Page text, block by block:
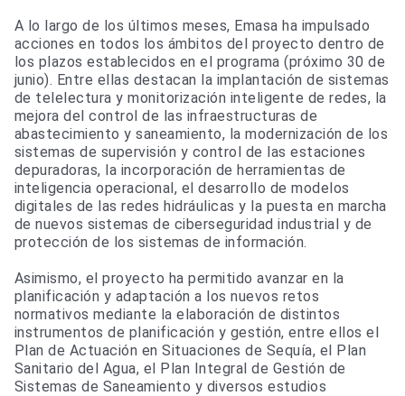
A lo largo de los últimos meses, Emasa ha impulsado
acciones en todos los ámbitos del proyecto dentro de
los plazos establecidos en el programa (próximo 30 de
junio). Entre ellas destacan la implantación de sistemas
de telelectura y monitorización inteligente de redes, la
mejora del control de las infraestructuras de
abastecimiento y saneamiento, la modernización de los
sistemas de supervisión y control de las estaciones
depuradoras, la incorporación de herramientas de
inteligencia operacional, el desarrollo de modelos
digitales de las redes hidráulicas y la puesta en marcha
de nuevos sistemas de ciberseguridad industrial y de
protección de los sistemas de información.
Asimismo, el proyecto ha permitido avanzar en la
planificación y adaptación a los nuevos retos
normativos mediante la elaboración de distintos
instrumentos de planificación y gestión, entre ellos el
Plan de Actuación en Situaciones de Sequía, el Plan
Sanitario del Agua, el Plan Integral de Gestión de
Sistemas de Saneamiento y diversos estudios